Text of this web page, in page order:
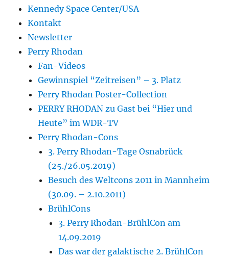
Kennedy Space Center/USA
Kontakt
Newsletter
Perry Rhodan
Fan-Videos
Gewinnspiel “Zeitreisen” – 3. Platz
Perry Rhodan Poster-Collection
PERRY RHODAN zu Gast bei “Hier und
Heute” im WDR-TV
Perry Rhodan-Cons
3. Perry Rhodan-Tage Osnabrück
(25./26.05.2019)
Besuch des Weltcons 2011 in Mannheim
(30.09. – 2.10.2011)
BrühlCons
3. Perry Rhodan-BrühlCon am
14.09.2019
Das war der galaktische 2. BrühlCon